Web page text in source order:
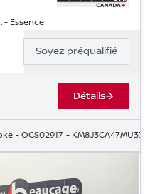
- Essence
Soyez préqualifié
Détails
- OCS02917 -